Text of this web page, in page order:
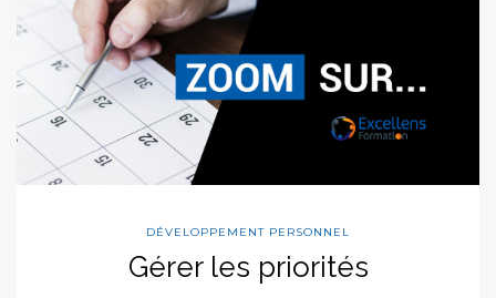
DÉVELOPPEMENT PERSONNEL
Gérer les priorités